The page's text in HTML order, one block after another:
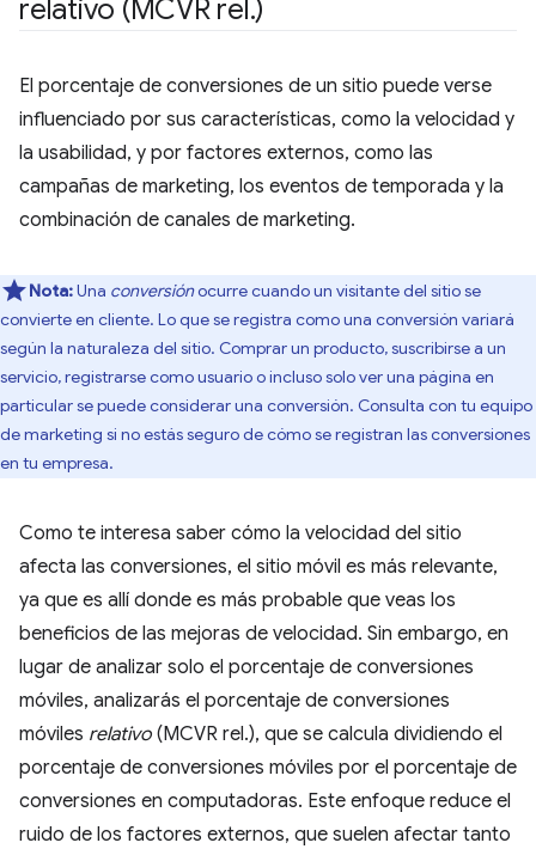
relativo (MCVR rel.)
El porcentaje de conversiones de un sitio puede verse
influenciado por sus características, como la velocidad y
la usabilidad, y por factores externos, como las
campañas de marketing, los eventos de temporada y la
combinación de canales de marketing.
Nota:Una conversiónocurre cuando un visitante del sitio se
convierte en cliente. Lo que se registra como una conversión variará
según la naturaleza del sitio. Comprar un producto, suscribirse a un
servicio, registrarse como usuario o incluso solo ver una página en
particular se puede considerar una conversión. Consulta con tu equipo
de marketing si no estás seguro de cómo se registran las conversiones
en tu empresa.
Como te interesa saber cómo la velocidad del sitio
afecta las conversiones, el sitio móvil es más relevante,
ya que es allí donde es más probable que veas los
beneficios de las mejoras de velocidad. Sin embargo, en
lugar de analizar solo el porcentaje de conversiones
móviles, analizarás el porcentaje de conversiones
móviles relativo (MCVR rel.), que se calcula dividiendo el
porcentaje de conversiones móviles por el porcentaje de
conversiones en computadoras. Este enfoque reduce el
ruido de los factores externos, que suelen afectar tanto